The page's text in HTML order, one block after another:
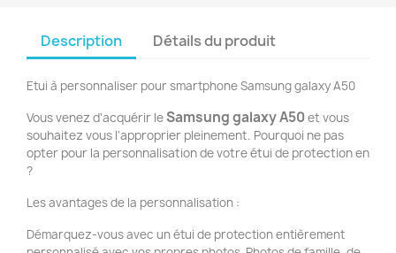
Description Détails du produit
Etui à personnaliser pour smartphone Samsung galaxy A50
Vous venez d'acquérir leSamsung galaxy A50et vous
souhaitez vous l'approprier pleinement. Pourquoi ne pas
opter pour la personnalisation de votre étui de protection en
?
Les avantages de la personnalisation :
Démarquez-vous avec un étui de protection entièrement